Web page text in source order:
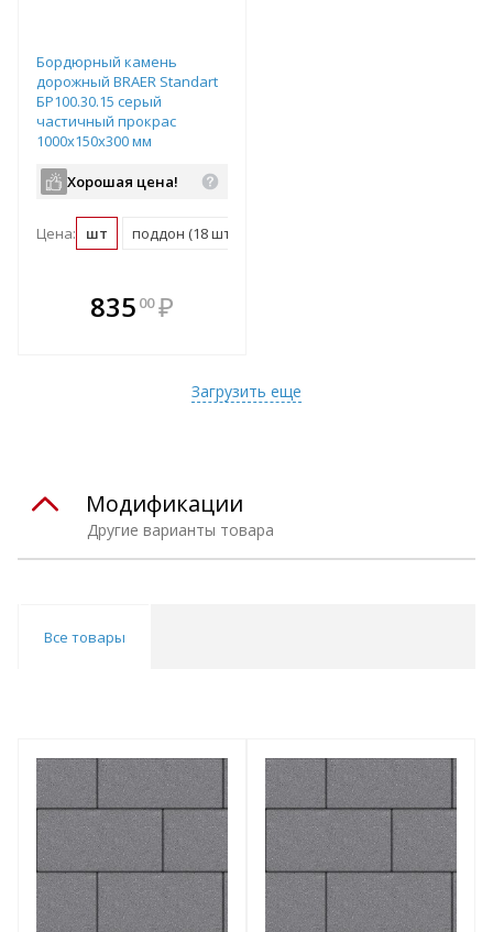
Бордюрный камень
дорожный BRAER Standart
БР100.30.15 серый
частичный прокрас
1000х150х300 мм
Хорошая цена!
Цена: шт поддон (18 шт)
835 00 ₽
Загрузить еще
Другие варианты товара
Модификации
Все товары